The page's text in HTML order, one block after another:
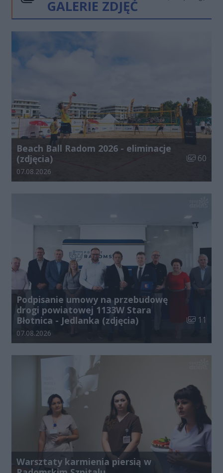
GALERIE ZDJĘĆ
Poprzednie
NastępneKliknij
Beach Ball Radom 2026 - eliminacje
(zdjęcia)
Liczba
60
Data dodania galerii:
07.08.2026
Podpisanie umowy na przebudowę
drogi powiatowej 1133W Stara
Błotnica - Jedlanka (zdjęcia)
Liczba
11
Data dodania galerii:
07.08.2026
Warsztaty karmienia piersią w